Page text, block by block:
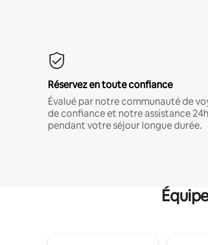
Réservez en toute confiance
Évalué par notre communauté de
de confiance et notre assistance
pendant votre séjour longue durée.